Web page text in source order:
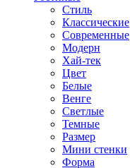
Стиль
Классические
Современные
Модерн
Хай-тек
Цвет
Белые
Венге
Светлые
Темные
Размер
Мини стенки
Форма